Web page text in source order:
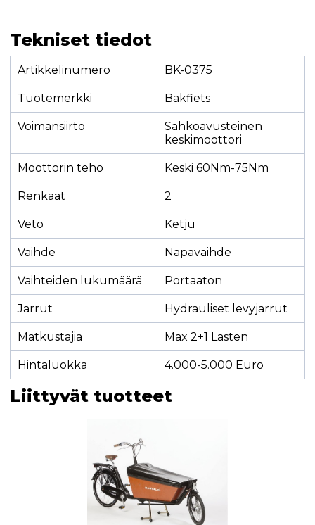
Tekniset tiedot
Artikkelinumero BK-0375
Tuotemerkki Bakfiets
Voimansiirto
Sähköavusteinen
keskimoottori
Moottorin teho Keski 60Nm-75Nm
Renkaat 2
Veto Ketju
Vaihde Napavaihde
Vaihteiden lukumäärä Portaaton
Jarrut Hydrauliset levyjarrut
Matkustajia Max 2+1 Lasten
Hintaluokka 4.000-5.000 Euro
Liittyvät tuotteet